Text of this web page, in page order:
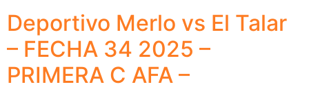
Deportivo Merlo vs El Talar
– FECHA 34 2025 –
PRIMERA C AFA –